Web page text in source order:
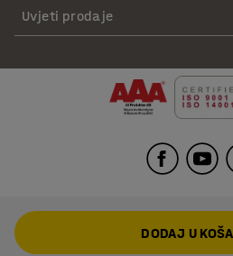
Uvjeti prodaje
DODAJ U